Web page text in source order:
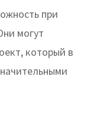
при
могут
который в